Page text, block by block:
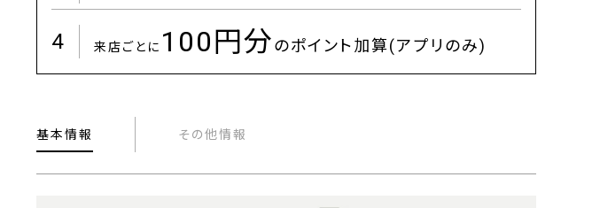
4 来店ごとに 100円分のポイント加算(アプリのみ)
基本情報 その他情報